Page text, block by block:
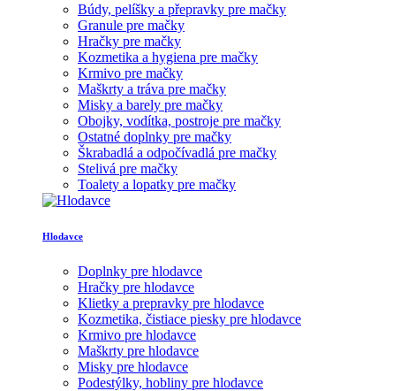
Búdy, pelíšky a přepravky pre mačky
Granule pre mačky
Hračky pre mačky
Kozmetika a hygiena pre mačky
Krmivo pre mačky
Maškrty a tráva pre mačky
Misky a barely pre mačky
Obojky, vodítka, postroje pre mačky
Ostatné doplnky pre mačky
Škrabadlá a odpočívadlá pre mačky
Stelivá pre mačky
Toalety a lopatky pre mačky
Hlodavce
Doplnky pre hlodavce
Hračky pre hlodavce
Klietky a prepravky pre hlodavce
Kozmetika, čistiace piesky pre hlodavce
Krmivo pre hlodavce
Maškrty pre hlodavce
Misky pre hlodavce
Podestýlky, hobliny pre hlodavce